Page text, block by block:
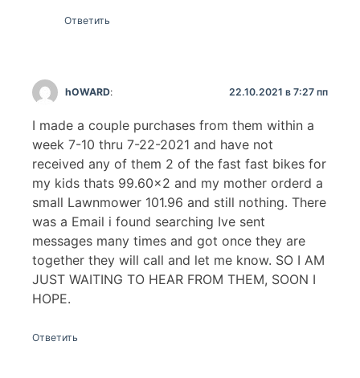
Ответить
hOWARD: 22.10.2021 в 7:27 пп
I made a couple purchases from them within a
week 7-10 thru 7-22-2021 and have not
received any of them 2 of the fast fast bikes for
my kids thats 99.60×2 and my mother orderd a
small Lawnmower 101.96 and still nothing. There
was a Email i found searching Ive sent
messages many times and got once they are
together they will call and let me know. SO I AM
JUST WAITING TO HEAR FROM THEM, SOON I
HOPE.
Ответить